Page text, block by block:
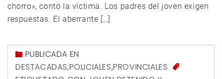
chorro», contó la víctima. Los padres del joven exigen
respuestas. El aberrante […]
PUBLICADA EN
DESTACADAS,POLICIALES,PROVINCIALES